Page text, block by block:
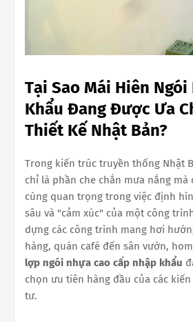
Tại Sao Mái Hiên
Khẩu Đang Được Ưa
Thiết Kế Nhật Bản?
Trong kiến trúc truyền thống Nhật
chỉ là phần che chắn mưa nắng mà
cùng quan trọng trong việc định
sâu và "cảm xúc" của một công
dựng các công trình mang hơi
hàng, quán café đến sân vườn,
lợp ngói nhựa cao cấp nhập khẩu
chọn ưu tiên hàng đầu của các
tư.